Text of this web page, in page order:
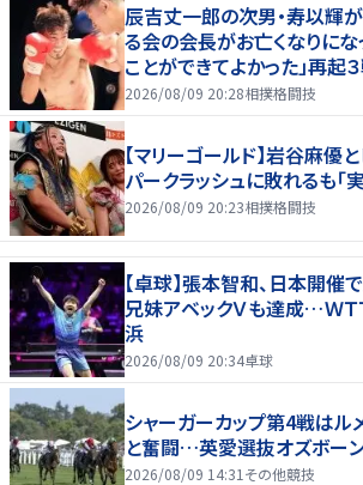
辰吉丈一郎の次男・寿以輝
る会の会長がお亡くなりにな
ことができてよかった」再起
2026/08/09 20:28相撲格闘技
【マリーゴールド】岩谷麻優
パークラッシュに敗れるも「
2026/08/09 20:23相撲格闘技
【卓球】張本智和、日本開催
兄妹アベックＶも達成…ＷＴ
浜
2026/08/09 20:34卓球
シャーガーカップ第4戦はル
と奮闘…英愛選抜オズボー
2026/08/09 14:31 その他競技